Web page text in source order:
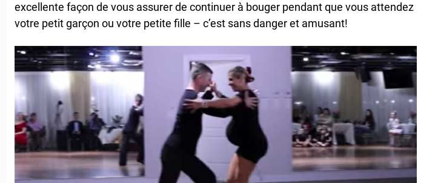
excellente façon de vous assurer de continuer à bouger pendant que vous attendez
votre petit garçon ou votre petite fille – c’est sans danger et amusant!